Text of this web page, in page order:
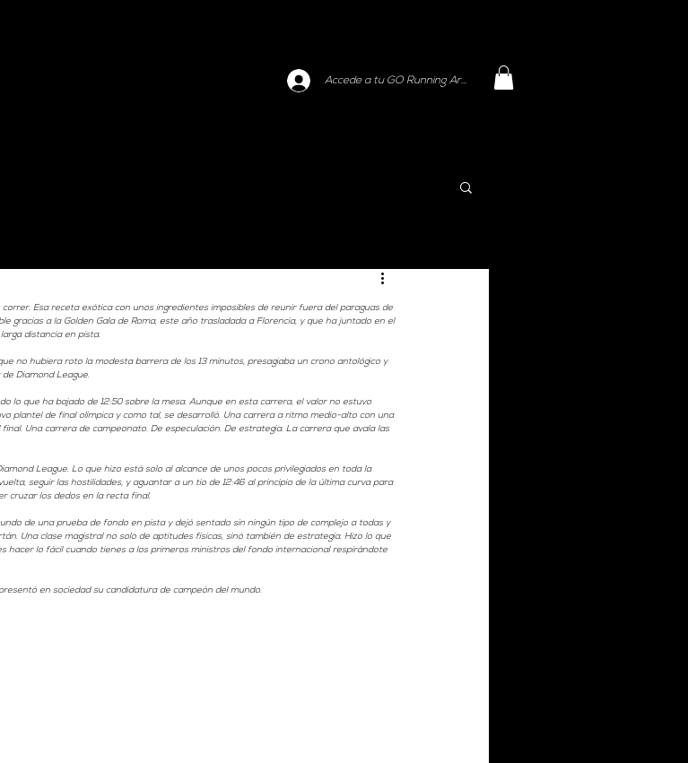
Accede a tu GO Running Area
Esa receta exótica con unos ingredientes imposibles de reunir fuera del paraguas de
gracias a la Golden Gala de Roma, este año trasladada a Florencia, y que ha juntado en el
distancia en pista.
no hubiera roto la modesta barrera de los 13 minutos, presagiaba un crono antológico y
Diamond League.
lo que ha bajado de 12:50 sobre la mesa. Aunque en esta carrera, el valor no estuvo
plantel de final olímpica y como tal, se desarrolló. Una carrera a ritmo medio-alto con una
Una carrera de campeonato. De especulación. De estrategia. La carrera que avala las
League. Lo que hizo está solo al alcance de unos pocos privilegiados en toda la
seguir las hostilidades, y aguantar a un tio de 12:46 al principio de la última curva para
cruzar los dedos en la recta final.
de una prueba de fondo en pista y dejó sentado sin ningún tipo de complejo a todas y
Una clase magistral no solo de aptitudes físicas, sinó también de estrategia. Hizo lo que
hacer lo fácil cuando tienes a los primeros ministros del fondo internacional respirándote
en sociedad su candidatura de campeón del mundo.